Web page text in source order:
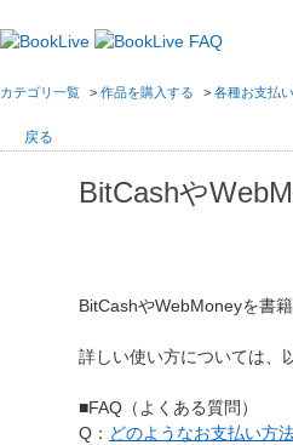
カテゴリ一覧 > 作品を購入する > 各種お支払
戻る
BitCashや
BitCashやWebMoneyを書
詳しい使い方については、
■FAQ（よくある質問）
Q： どのようなお支払い方